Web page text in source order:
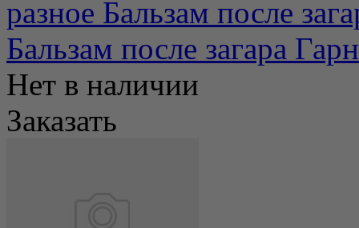
разное Бальзам после
Бальзам после загара
Нет в наличии
Заказать